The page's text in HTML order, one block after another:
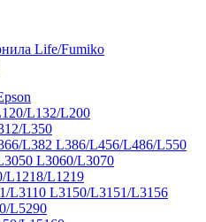
Life/Fumiko
L132/L200
L350
L382 L386/L456/L486/L550
L3060/L3070
L1218/L1219
L3110 L3150/L3151/L3156
L5290